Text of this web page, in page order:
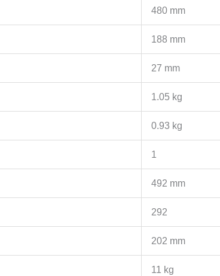
480 mm
188 mm
27 mm
1.05 kg
0.93 kg
1
492 mm
292
202 mm
11 kg